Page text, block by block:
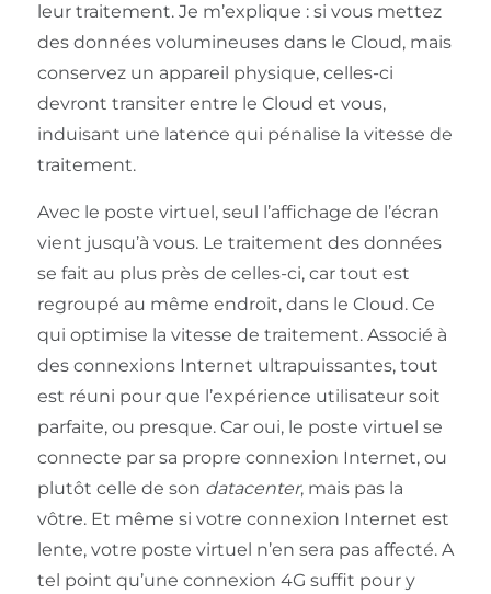
leur traitement. Je m’explique : si vous mettez
des données volumineuses dans le Cloud, mais
conservez un appareil physique, celles-ci
devront transiter entre le Cloud et vous,
induisant une latence qui pénalise la vitesse de
traitement.
Avec le poste virtuel, seul l’affichage de l’écran
vient jusqu’à vous. Le traitement des données
se fait au plus près de celles-ci, car tout est
regroupé au même endroit, dans le Cloud. Ce
qui optimise la vitesse de traitement. Associé à
des connexions Internet ultrapuissantes, tout
est réuni pour que l’expérience utilisateur soit
parfaite, ou presque. Car oui, le poste virtuel se
connecte par sa propre connexion Internet, ou
plutôt celle de son datacenter, mais pas la
vôtre. Et même si votre connexion Internet est
lente, votre poste virtuel n’en sera pas affecté. A
tel point qu’une connexion 4G suffit pour y